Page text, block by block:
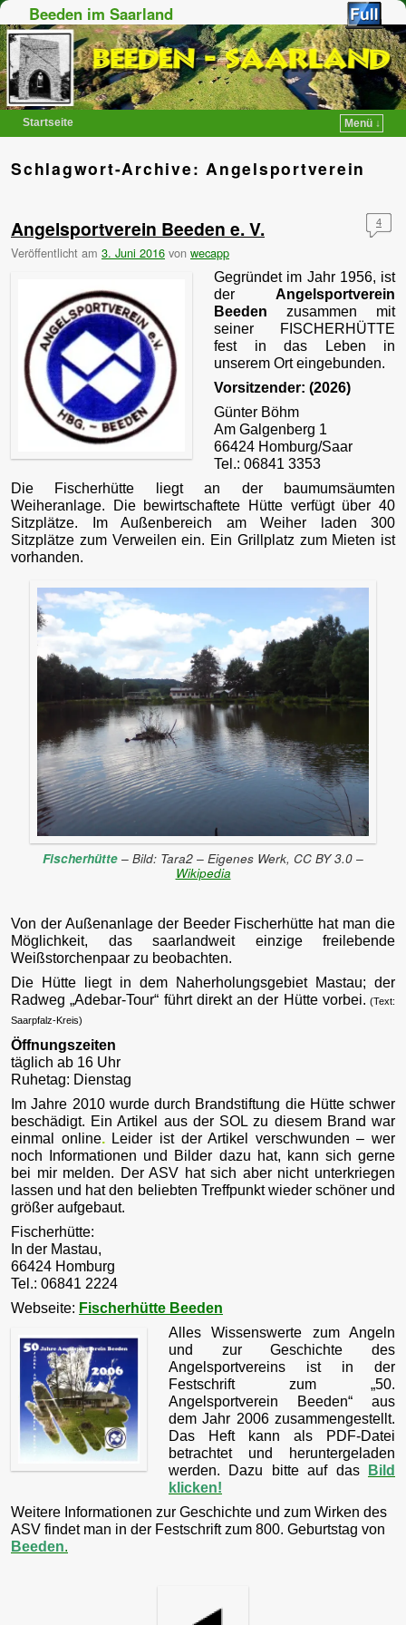
Beeden im Saarland
Startseite
Menü ↓
Schlagwort-Archive:Angelsportverein
Angelsportverein Beeden e. V.
Veröffentlicht am 3. Juni 2016 von wecapp
4
Gegründet im Jahr 1956, ist
der Angelsportverein
Beeden zusammen mit
seiner FISCHERHÜTTE
fest in das Leben in
unserem Ort eingebunden.
Vorsitzender: (2026)
Günter Böhm
Am Galgenberg 1
66424 Homburg/Saar
Tel.: 06841 3353
Die Fischerhütte liegt an der baumumsäumten
Weiheranlage. Die bewirtschaftete Hütte verfügt über 40
Sitzplätze. Im Außenbereich am Weiher laden 300
Sitzplätze zum Verweilen ein. Ein Grillplatz zum Mieten ist
vorhanden.
Fischerhütte – Bild: Tara2 – Eigenes Werk, CC BY 3.0 –
Wikipedia
Von der Außenanlage der Beeder Fischerhütte hat man die
Möglichkeit, das saarlandweit einzige freilebende
Weißstorchenpaar zu beobachten.
Die Hütte liegt in dem Naherholungsgebiet Mastau; der
Radweg „Adebar-Tour“ führt direkt an der Hütte vorbei. (Text:
Saarpfalz-Kreis)
Öffnungszeiten
täglich ab 16 Uhr
Ruhetag: Dienstag
Im Jahre 2010 wurde durch Brandstiftung die Hütte schwer
beschädigt. Ein Artikel aus der SOL zu diesem Brand war
einmal online.Leider ist der Artikel verschwunden – wer
noch Informationen und Bilder dazu hat, kann sich gerne
bei mir melden. Der ASV hat sich aber nicht unterkriegen
lassen und hat den beliebten Treffpunkt wieder schöner und
größer aufgebaut.
Fischerhütte:
In der Mastau,
66424 Homburg
Tel.: 06841 2224
Webseite: Fischerhütte Beeden
Alles Wissenswerte zum Angeln
und zur Geschichte des
Angelsportvereins ist in der
Festschrift zum „50.
Angelsportverein Beeden“ aus
dem Jahr 2006 zusammengestellt.
Das Heft kann als PDF-Datei
betrachtet und heruntergeladen
werden. Dazu bitte auf das
Bild
klicken!
Weitere Informationen zur Geschichte und zum Wirken des
ASV findet man in der Festschrift zum 800. Geburtstag von
Beeden.